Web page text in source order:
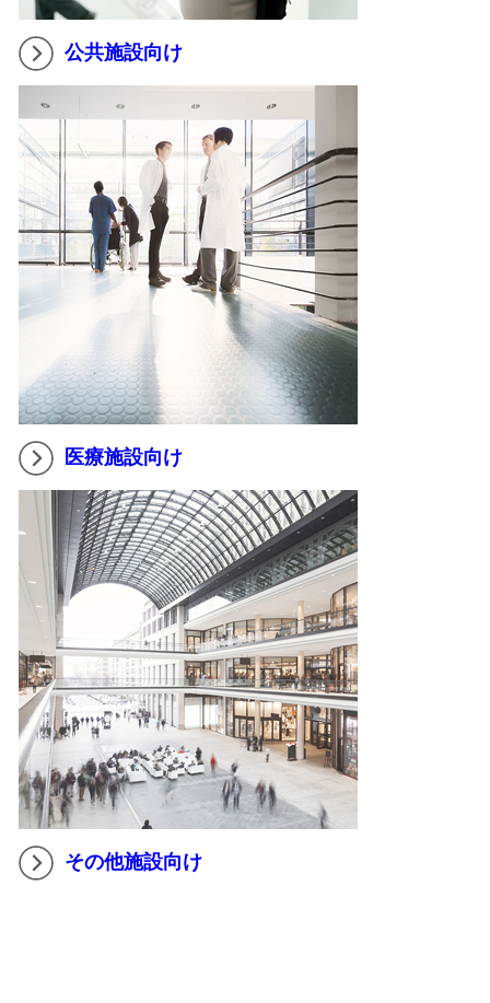
公共施設向け
医療施設向け
その他施設向け